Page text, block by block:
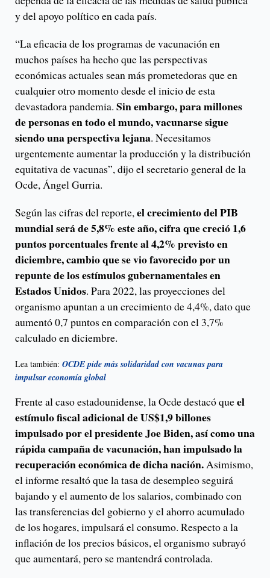
y del apoyo político en cada país.
“La eficacia de los programas de vacunación en
muchos países ha hecho que las perspectivas
económicas actuales sean más prometedoras que en
cualquier otro momento desde el inicio de esta
devastadora pandemia. Sin embargo, para millones
de personas en todo el mundo, vacunarse sigue
siendo una perspectiva lejana. Necesitamos
urgentemente aumentar la producción y la distribución
equitativa de vacunas”, dijo el secretario general de la
Ocde, Ángel Gurria.
Según las cifras del reporte,el crecimiento del PIB
mundial será de 5,8% este año, cifra que creció 1,6
puntos porcentuales frente al 4,2% previsto en
diciembre, cambio que se vio favorecido por un
repunte de los estímulos gubernamentales en
Estados Unidos. Para 2022, las proyecciones del
organismo apuntan a un crecimiento de 4,4%, dato que
aumentó 0,7 puntos en comparación con el 3,7%
calculado en diciembre.
Lea también: OCDE pide más solidaridad con vacunas para
impulsar economía global
Frente al caso estadounidense, la Ocde destacó queel
estímulo fiscal adicional de US$1,9 billones
impulsado por el presidente Joe Biden, así como una
rápida campaña de vacunación, han impulsado la
recuperación económica de dicha nación.Asimismo,
el informe resaltó que la tasa de desempleo seguirá
bajando y el aumento de los salarios, combinado con
las transferencias del gobierno y el ahorro acumulado
de los hogares, impulsará el consumo. Respecto a la
inflación de los precios básicos, el organismo subrayó
que aumentará, pero se mantendrá controlada.